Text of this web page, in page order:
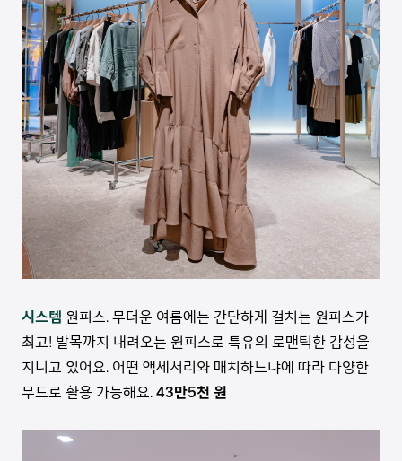
시스템 원피스. 무더운 여름에는 간단하게 걸치는 원피스가
최고! 발목까지 내려오는 원피스로 특유의 로맨틱한 감성을
지니고 있어요. 어떤 액세서리와 매치하느냐에 따라 다양한
무드로 활용 가능해요. 43만5천 원